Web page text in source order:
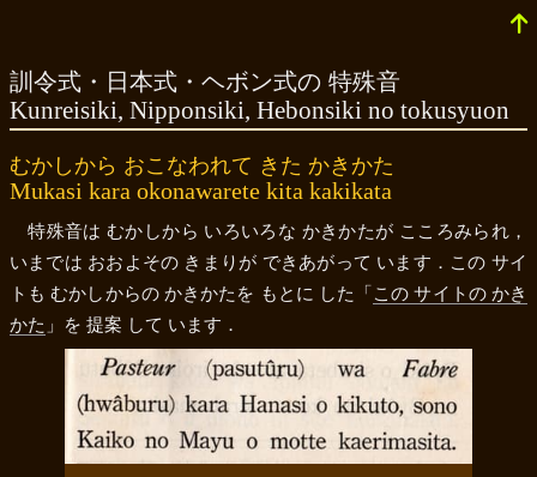
訓令式・日本式・ヘボン式の 特殊音
Kunreisiki, Nipponsiki, Hebonsiki no tokusyuon
むかしから おこなわれて きた かきかた
Mukasi kara okonawarete kita kakikata
特殊音は むかしから いろいろな かきかたが こころみられ，
いまでは おおよその きまりが できあがって います．この サイ
トも むかしからの かきかたを もとに した「この サイトの かき
かた 」を 提案 して います．